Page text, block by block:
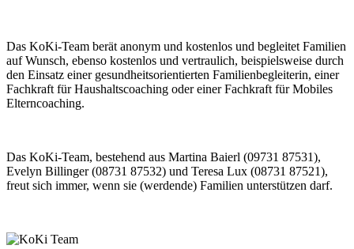
Das KoKi-Team berät anonym und kostenlos und begleitet Familien
auf Wunsch, ebenso kostenlos und vertraulich, beispielsweise durch
den Einsatz einer gesundheitsorientierten Familienbegleiterin, einer
Fachkraft für Haushaltscoaching oder einer Fachkraft für Mobiles
Elterncoaching.
Das KoKi-Team, bestehend aus Martina Baierl (09731 87531),
Evelyn Billinger (08731 87532) und Teresa Lux (08731 87521),
freut sich immer, wenn sie (werdende) Familien unterstützen darf.